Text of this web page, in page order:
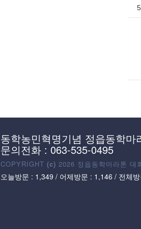
동학농민혁명기념 정읍동학마
문의전화 : 063-535-0495
COPYRIGHT (c) 2026 정읍동학마라톤
오늘방문 : 1,349 / 어제방문 : 1,146 / 전체